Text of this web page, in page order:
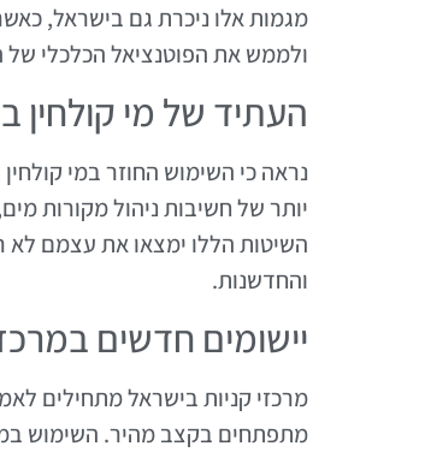
מגמות אלו ניכרת גם בישראל,
ולממש את הפוטנציאל הכלכלי של
העתיד של מי קולחין
נראה כי השימוש החוזר במי
יותר של חשיבות ניהול מקורות
השיטות הללו ימצאו את עצמם לא
והחדשנות.
יישומים חדשים
מרכזי קניות בישראל מתחילים
מתפתחים בקצב מהיר. השימוש